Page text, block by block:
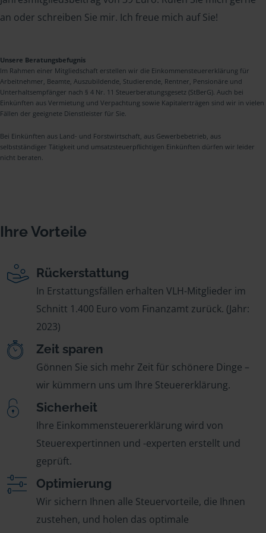
an oder schreiben Sie mir. Ich freue mich auf Sie!
Unsere Beratungsbefugnis
Im Rahmen einer Mitgliedschaft erstellen wir die Einkommensteuererklärung für
Arbeitnehmer, Beamte, Auszubildende, Studierende, Rentner, Pensionäre und
Unterhaltsempfänger nach § 4 Nr. 11 Steuerberatungsgesetz (StBerG). Auch bei
Einkünften aus Vermietung und Verpachtung sowie Kapitalerträgen sind wir in vielen
Fällen der geeignete Dienstleister für Sie.
Bei Einkünften aus Land- und Forstwirtschaft, aus Gewerbebetrieb, aus
selbstständiger Tätigkeit und umsatzsteuerpflichtigen Einkünften dürfen wir leider
nicht beraten.
Ihre Vorteile
Rückerstattung
In Erstattungsfällen erhalten VLH-Mitglieder im
Schnitt 1.400 Euro vom Finanzamt zurück. (Jahr:
2023)
Zeit sparen
Gönnen Sie sich mehr Zeit für schönere Dinge –
wir kümmern uns um Ihre Steuererklärung.
Sicherheit
Ihre Einkommensteuererklärung wird von
Steuerexpertinnen und -experten erstellt und
geprüft.
Optimierung
Wir sichern Ihnen alle Steuervorteile, die Ihnen
zustehen, und holen das optimale